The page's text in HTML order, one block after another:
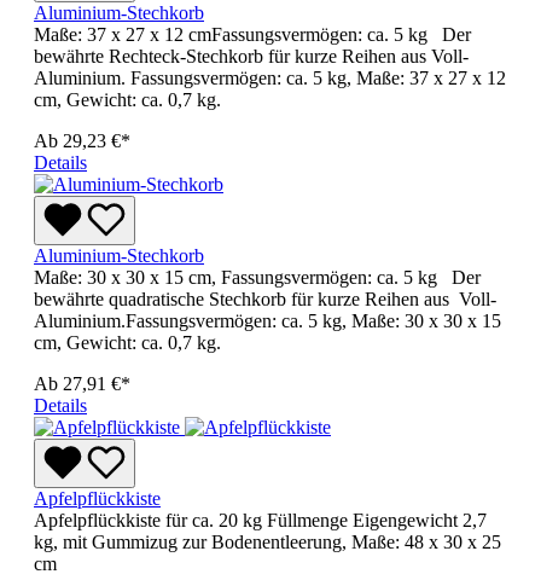
Aluminium-Stechkorb
Maße: 37 x 27 x 12 cmFassungsvermögen: ca. 5 kg Der
bewährte Rechteck-Stechkorb für kurze Reihen aus Voll-
Aluminium. Fassungsvermögen: ca. 5 kg, Maße: 37 x 27 x 12
cm, Gewicht: ca. 0,7 kg.
Ab 29,23 €*
Details
Aluminium-Stechkorb
Maße: 30 x 30 x 15 cm, Fassungsvermögen: ca. 5 kg Der
bewährte quadratische Stechkorb für kurze Reihen aus Voll-
Aluminium.Fassungsvermögen: ca. 5 kg, Maße: 30 x 30 x 15
cm, Gewicht: ca. 0,7 kg.
Ab 27,91 €*
Details
Apfelpflückkiste
Apfelpflückkiste für ca. 20 kg Füllmenge Eigengewicht 2,7
kg, mit Gummizug zur Bodenentleerung, Maße: 48 x 30 x 25
cm